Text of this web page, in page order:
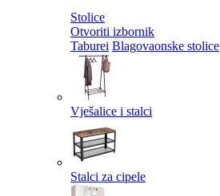
Stolice
Otvoriti izbornik
Taburei Blagovaonske stolice
Vješalice i stalci
Stalci za cipele